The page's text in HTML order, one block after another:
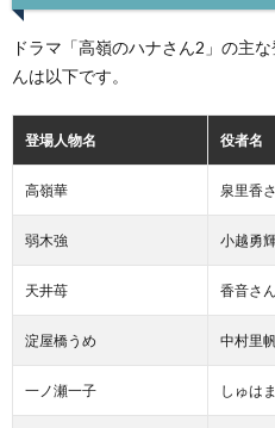
ドラマ「高嶺のハナさん2」の主
んは以下です。
登場人物名 役者名
高嶺華 泉里香
弱木強 小越勇
天井苺 香音さん
淀屋橋うめ 中村里
一ノ瀬一子 しゅは